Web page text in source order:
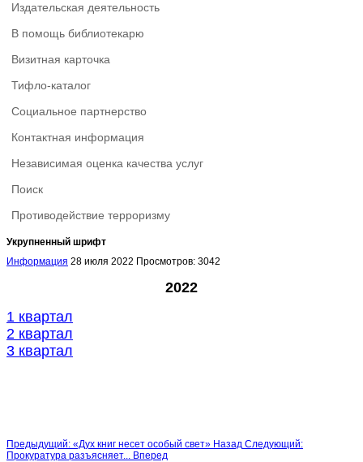
Издательская деятельность
В помощь библиотекарю
Визитная карточка
Тифло-каталог
Социальное партнерство
Контактная информация
Независимая оценка качества услуг
Поиск
Противодействие терроризму
Укрупненный шрифт
Информация 28 июля 2022 Просмотров: 3042
2022
1 квартал
2 квартал
3 квартал
Предыдущий: «Дух книг несет особый свет» Назад Следующий:
Прокуратура разъясняет... Вперед